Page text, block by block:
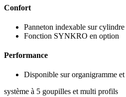
Confort
Panneton indexable sur
Fonction SYNKRO en option
Performance
Disponible sur organigramme et
système à 5 goupilles et multi profils